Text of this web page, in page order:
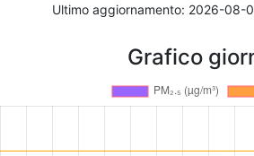
Ultimo aggiornamento: 2026-08-
Grafico